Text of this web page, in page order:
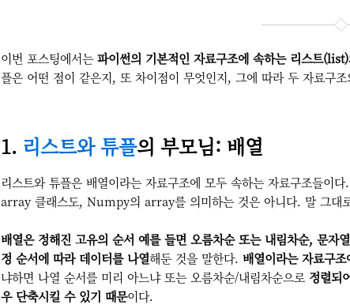
이번 포스팅에서는 파이썬의 기본적인 자료구조에 속하는 리스트
플은 어떤 점이 같은지, 또 차이점이 무엇인지, 그에 따라 두 자료구
1. 리스트와 튜플의 부모님: 배열
리스트와 튜플은 배열이라는 자료구조에 모두 속하는 자료구조들
array 클래스도, Numpy의 array를 의미하는 것은 아니다. 말 그대
배열은 정해진 고유의 순서 예를 들면 오름차순 또는 내림차순, 문
정 순서에 따라 데이터를 나열해둔 것을 말한다. 배열이라는 자료구
냐하면 나열 순서를 미리 아느냐 또는 오름차순/내림차순으로 정렬되
우 단축시킬 수 있기 때문이다.